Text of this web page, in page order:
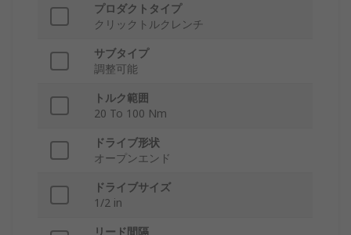
プロダクトタイプ
クリックトルクレンチ
サブタイプ
調整可能
トルク範囲
20 To 100 Nm
ドライブ形状
オープンエンド
ドライブサイズ
1/2 in
リード間隔